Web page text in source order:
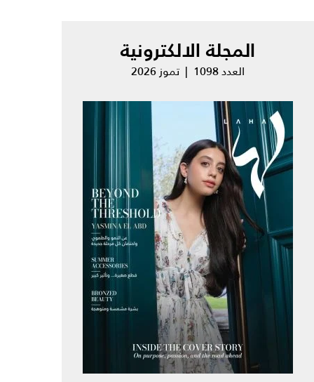
المجلة الالكترونية
العدد 1098 | تموز 2026